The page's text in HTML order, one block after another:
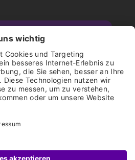
Disclaimer Datenschutz